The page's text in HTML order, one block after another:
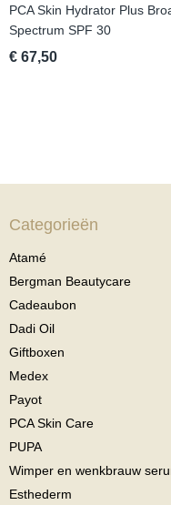
PCA Skin Hydrator Plus
Spectrum SPF 30
€ 67,50
Categorieën
Atamé
Bergman Beautycare
Cadeaubon
Dadi Oil
Giftboxen
Medex
Payot
PCA Skin Care
PUPA
Wimper en wenkbrauw
Esthederm